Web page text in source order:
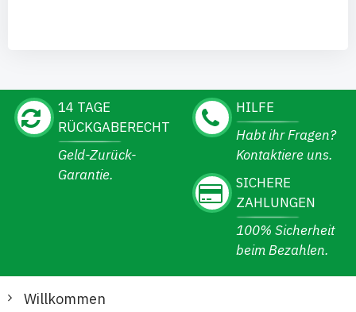
14 TAGE
RÜCKGABERECHT
Geld-Zurück-
Garantie.
HILFE
Habt ihr Fragen?
Kontaktiere uns.
SICHERE
ZAHLUNGEN
100% Sicherheit
beim Bezahlen.
Willkommen